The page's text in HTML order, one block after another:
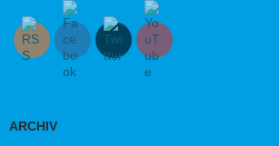
ARCHIV